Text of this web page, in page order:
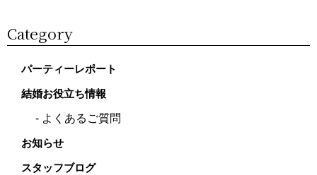
Category
パーティーレポート
結婚お役立ち情報
よくあるご質問
お知らせ
スタッフブログ